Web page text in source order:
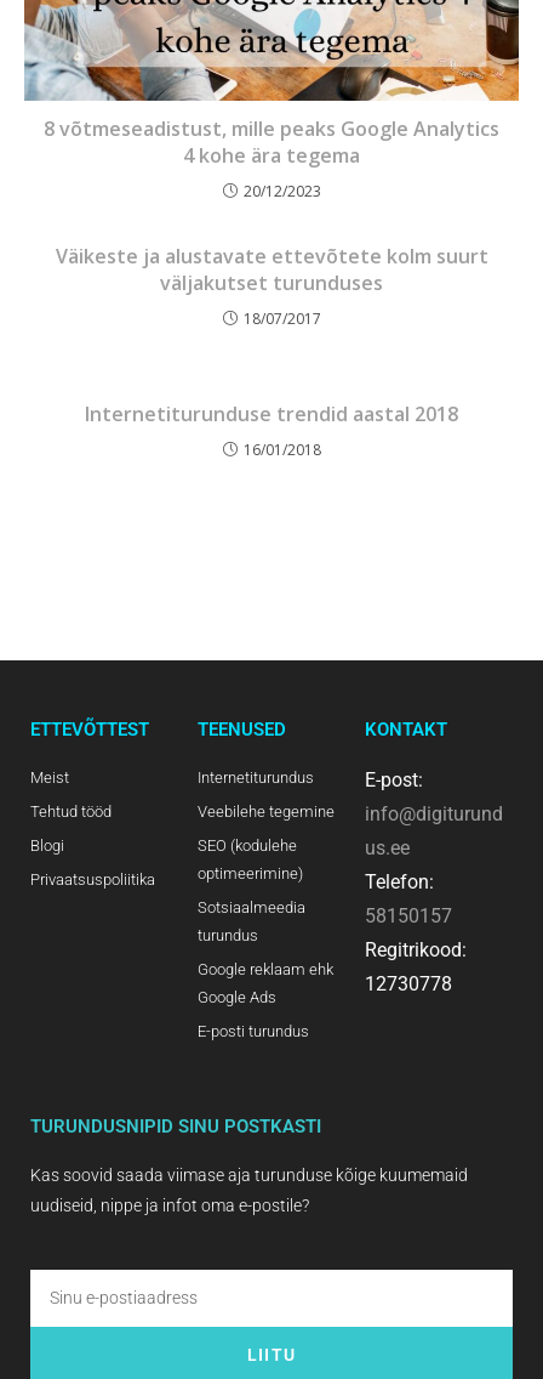
8 võtmeseadistust, mille peaks Google Analytics
4 kohe ära tegema
20/12/2023
Väikeste ja alustavate ettevõtete kolm suurt
väljakutset turunduses
18/07/2017
Internetiturunduse trendid aastal 2018
16/01/2018
ETTEVÕTTEST
Meist
Tehtud tööd
Blogi
Privaatsuspoliitika
TEENUSED
Internetiturundus
Veebilehe tegemine
SEO (kodulehe
optimeerimine)
Sotsiaalmeedia
turundus
Google reklaam ehk
Google Ads
E-posti turundus
KONTAKT
E-post:
info@digiturund
us.ee
Telefon:
58150157
Regitrikood:
12730778
TURUNDUSNIPID SINU POSTKASTI
Kas soovid saada viimase aja turunduse kõige kuumemaid
uudiseid, nippe ja infot oma e-postile?
LIITU